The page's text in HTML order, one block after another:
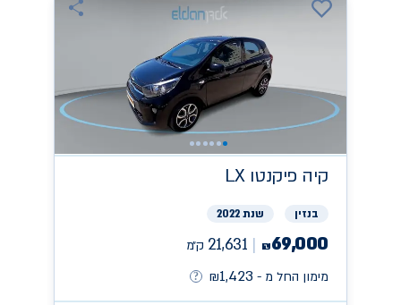
קיה פיקנטו LX
בנזין שנת 2022
₪69,000
21,631 ק״מ
מימון החל מ -
₪1,423